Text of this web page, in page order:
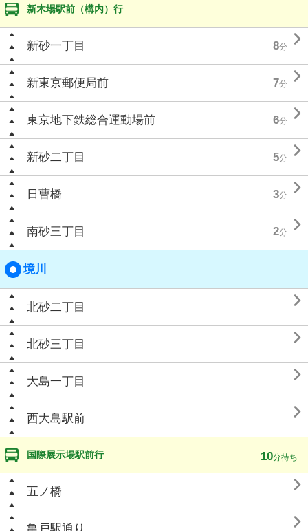
新木場駅前（構内）行
新砂一丁目 8分 
新東京郵便局前 7分 
東京地下鉄総合運動場前 6分 
新砂二丁目 5分 
日曹橋 3分 
南砂三丁目 2分 
境川
北砂二丁目 
北砂三丁目 
大島一丁目 
西大島駅前 
国際展示場駅前行 10分待ち
五ノ橋 
